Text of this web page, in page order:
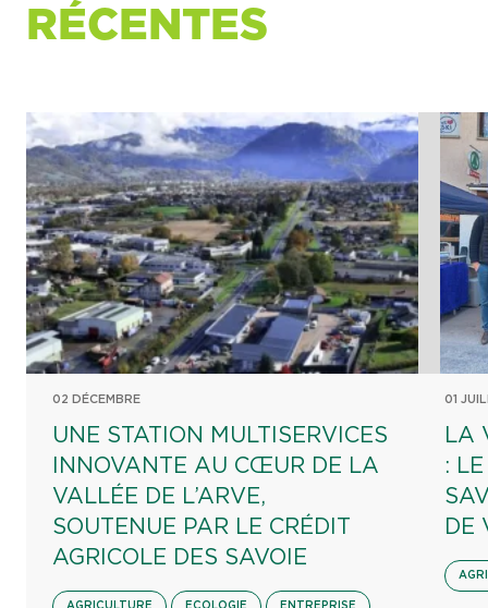
RÉCENTES
02 DÉCEMBRE
UNE STATION MULTISERVICES
INNOVANTE AU CŒUR DE LA
VALLÉE DE L’ARVE,
SOUTENUE PAR LE CRÉDIT
AGRICOLE DES SAVOIE
AGRICULTURE ECOLOGIE ENTREPRISE
01
LA
:
DE